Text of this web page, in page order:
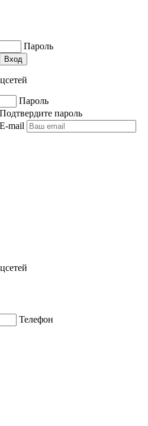
Пароль
Вход
Пароль
Подтвердите пароль
E-mail
Телефон